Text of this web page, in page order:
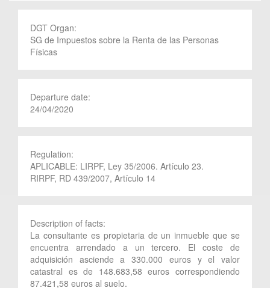
DGT Organ:
SG de Impuestos sobre la Renta de las Personas
Físicas
Departure date:
24/04/2020
Regulation:
APLICABLE: LIRPF, Ley 35/2006. Artículo 23.
RIRPF, RD 439/2007, Artículo 14
Description of facts:
La consultante es propietaria de un inmueble que se
encuentra arrendado a un tercero. El coste de
adquisición asciende a 330.000 euros y el valor
catastral es de 148.683,58 euros correspondiendo
87.421,58 euros al suelo.